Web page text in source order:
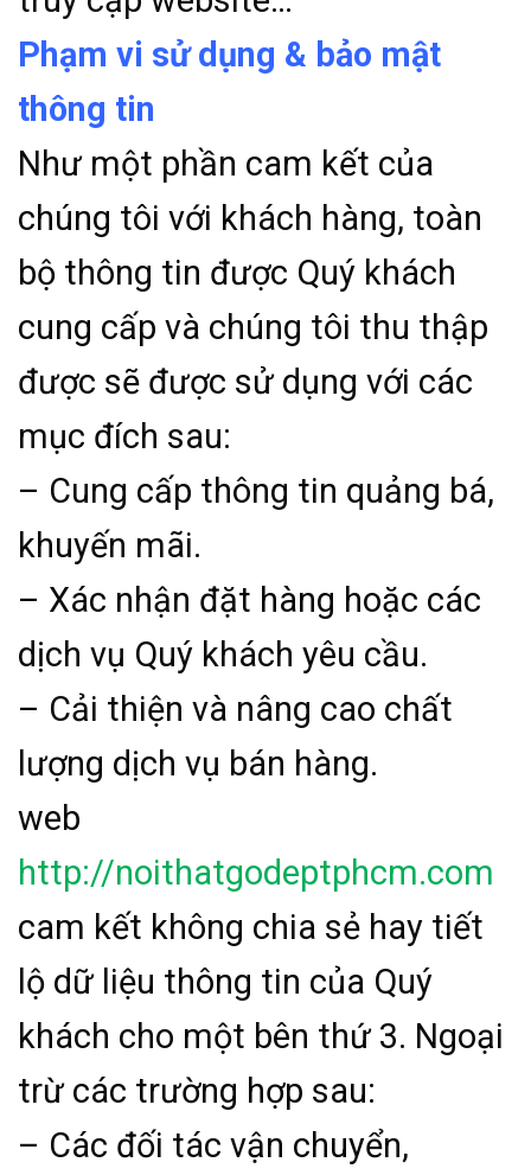
Phạm vi sử dụng & bảo mật
thông tin
Như một phần cam kết của
chúng tôi với khách hàng, toàn
bộ thông tin được Quý khách
cung cấp và chúng tôi thu thập
được sẽ được sử dụng với các
mục đích sau:
– Cung cấp thông tin quảng bá,
khuyến mãi.
– Xác nhận đặt hàng hoặc các
dịch vụ Quý khách yêu cầu.
– Cải thiện và nâng cao chất
lượng dịch vụ bán hàng.
web
http://noithatgodeptphcm.com
cam kết không chia sẻ hay tiết
lộ dữ liệu thông tin của Quý
khách cho một bên thứ 3. Ngoại
trừ các trường hợp sau:
– Các đối tác vận chuyển,